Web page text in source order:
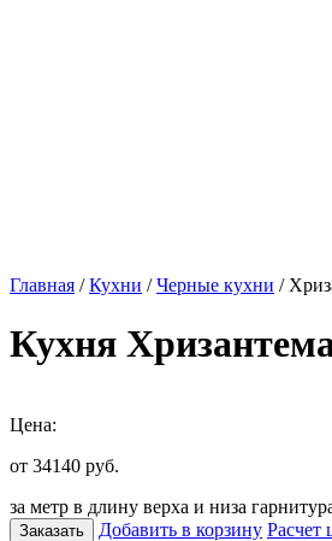
Главная /Кухни /Черные кухни /
Кухня
Цена:
от 34140 руб.
за метр в длину верха и низа
Заказать Добавить в корзину Расчет